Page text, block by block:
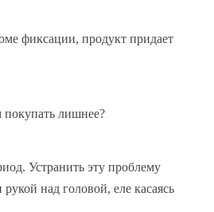
фиксации, продукт придает
покупать лишнее?
Устранить эту проблему
над головой, еле касаясь